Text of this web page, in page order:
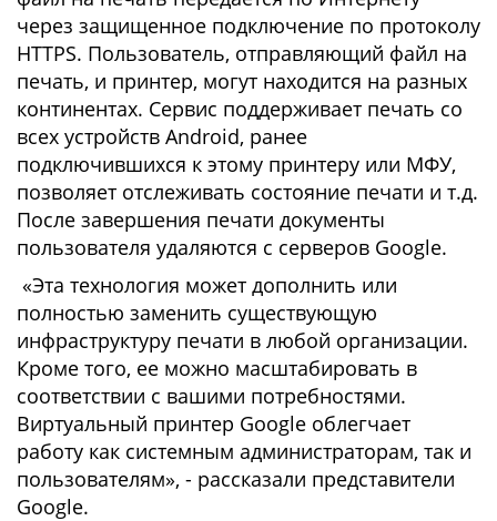
через защищенное подключение по протоколу
HTTPS. Пользователь, отправляющий файл на
печать, и принтер, могут находится на разных
континентах. Сервис поддерживает печать со
всех устройств Android, ранее
подключившихся к этому принтеру или МФУ,
позволяет отслеживать состояние печати и т.д.
После завершения печати документы
пользователя удаляются с серверов Google.
«Эта технология может дополнить или
полностью заменить существующую
инфраструктуру печати в любой организации.
Кроме того, ее можно масштабировать в
соответствии с вашими потребностями.
Виртуальный принтер Google облегчает
работу как системным администраторам, так и
пользователям», - рассказали представители
Google.